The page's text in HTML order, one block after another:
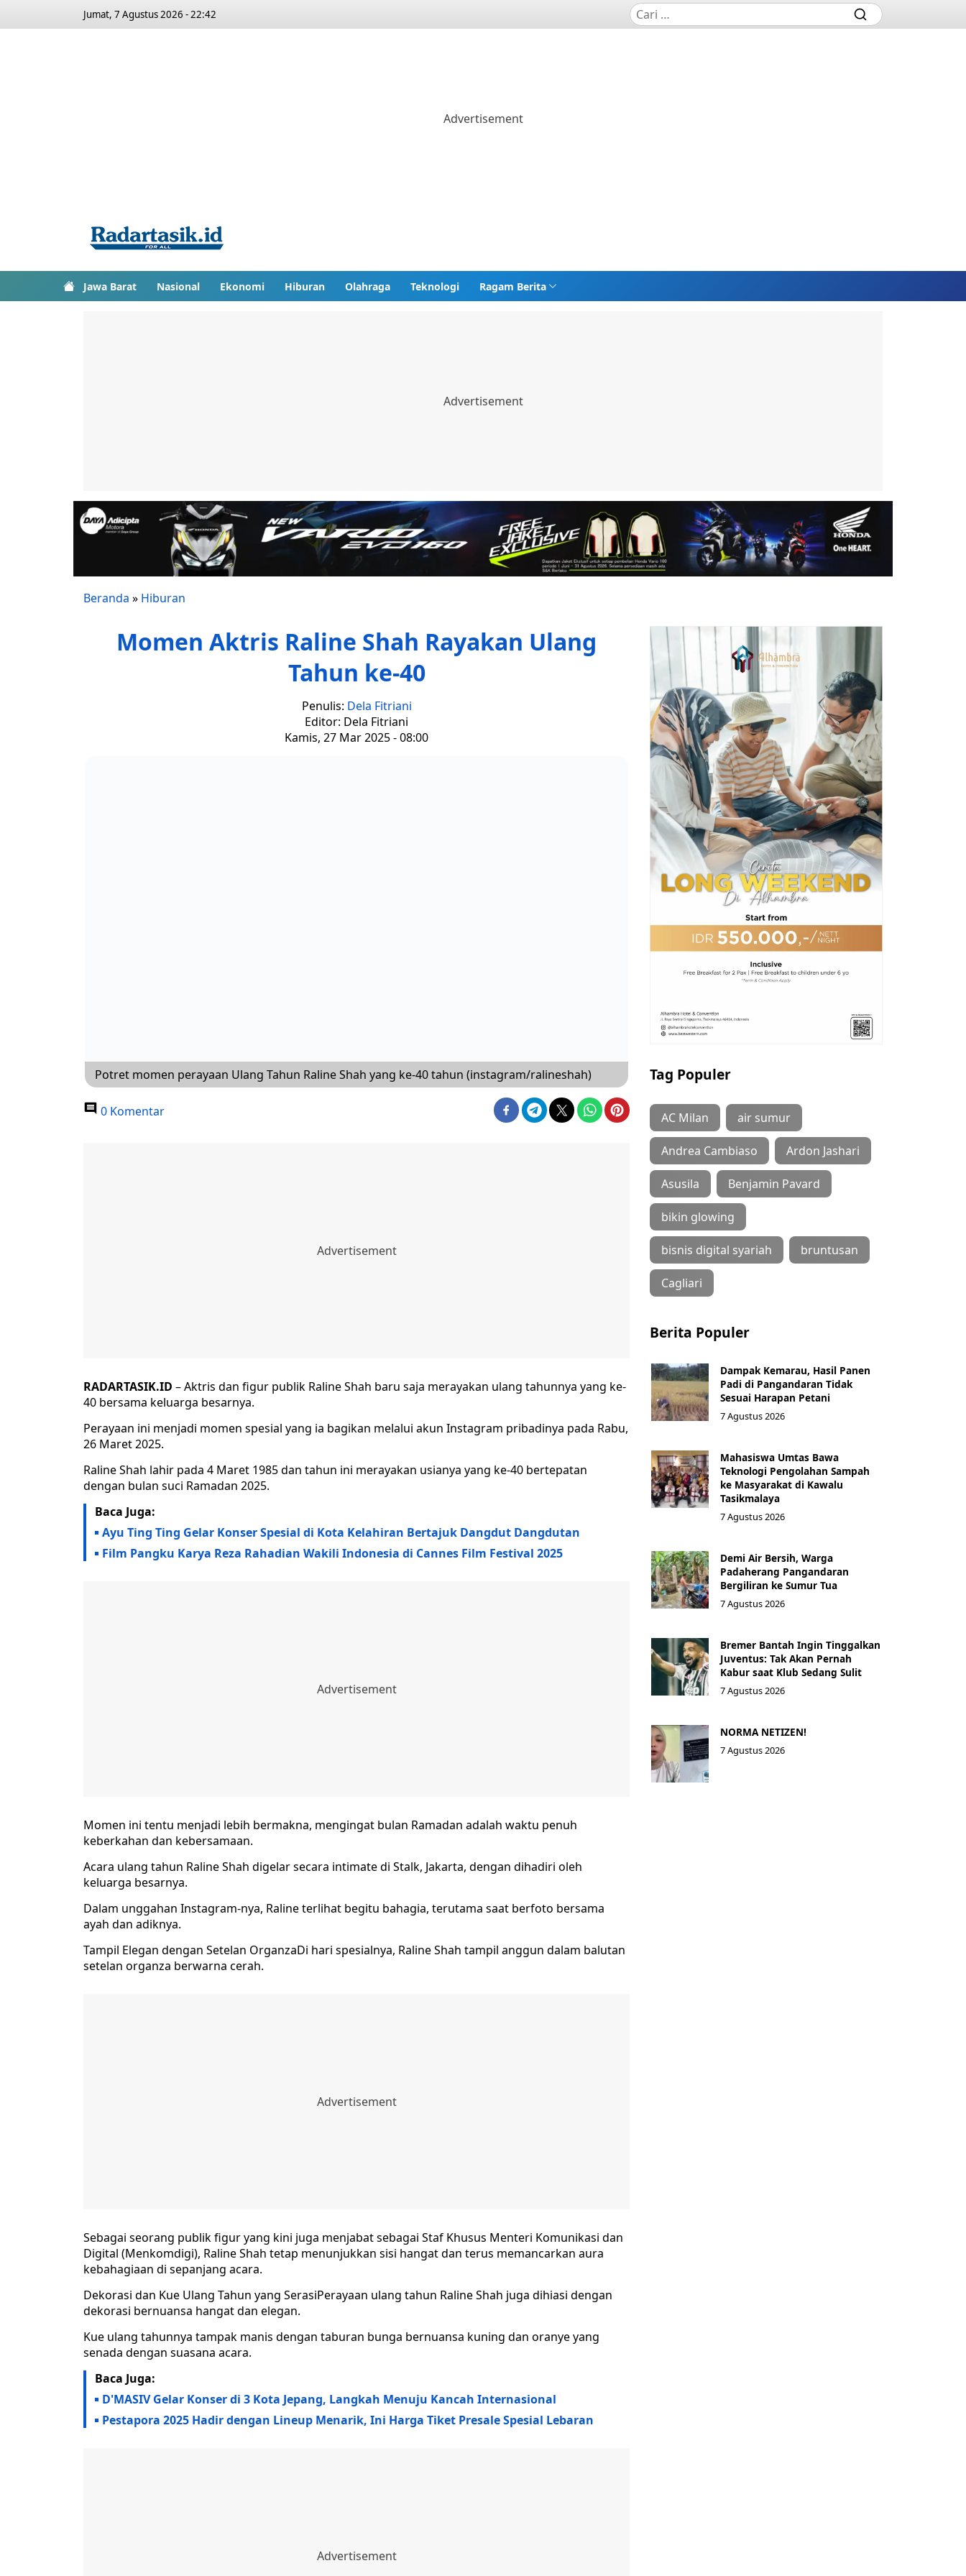
Jumat, 7 Agustus 2026 - 22:42
Jawa Barat Nasional Ekonomi Hiburan Olahraga Teknologi Ragam Berita
Beranda » Hiburan
Momen Aktris Raline Shah Rayakan Ulang
Tahun ke-40
Penulis: Dela Fitriani
Editor: Dela Fitriani
Kamis, 27 Mar 2025 - 08:00
Potret momen perayaan Ulang Tahun Raline Shah yang ke-40 tahun (instagram/ralineshah)
0 Komentar
RADARTASIK.ID – Aktris dan figur publik Raline Shah baru saja merayakan ulang tahunnya yang ke-
40 bersama keluarga besarnya.
Perayaan ini menjadi momen spesial yang ia bagikan melalui akun Instagram pribadinya pada Rabu,
26 Maret 2025.
Raline Shah lahir pada 4 Maret 1985 dan tahun ini merayakan usianya yang ke-40 bertepatan
dengan bulan suci Ramadan 2025.
Baca Juga:
Ayu Ting Ting Gelar Konser Spesial di Kota Kelahiran Bertajuk Dangdut Dangdutan
Film Pangku Karya Reza Rahadian Wakili Indonesia di Cannes Film Festival 2025
Momen ini tentu menjadi lebih bermakna, mengingat bulan Ramadan adalah waktu penuh
keberkahan dan kebersamaan.
Acara ulang tahun Raline Shah digelar secara intimate di Stalk, Jakarta, dengan dihadiri oleh
keluarga besarnya.
Dalam unggahan Instagram-nya, Raline terlihat begitu bahagia, terutama saat berfoto bersama
ayah dan adiknya.
Tampil Elegan dengan Setelan OrganzaDi hari spesialnya, Raline Shah tampil anggun dalam balutan
setelan organza berwarna cerah.
Sebagai seorang publik figur yang kini juga menjabat sebagai Staf Khusus Menteri Komunikasi dan
Digital (Menkomdigi), Raline Shah tetap menunjukkan sisi hangat dan terus memancarkan aura
kebahagiaan di sepanjang acara.
Dekorasi dan Kue Ulang Tahun yang SerasiPerayaan ulang tahun Raline Shah juga dihiasi dengan
dekorasi bernuansa hangat dan elegan.
Kue ulang tahunnya tampak manis dengan taburan bunga bernuansa kuning dan oranye yang
senada dengan suasana acara.
Baca Juga:
D'MASIV Gelar Konser di 3 Kota Jepang, Langkah Menuju Kancah Internasional
Pestapora 2025 Hadir dengan Lineup Menarik, Ini Harga Tiket Presale Spesial Lebaran
Tag Populer
AC Milan air sumur
Andrea Cambiaso Ardon Jashari
Asusila Benjamin Pavard
bikin glowing
bisnis digital syariah bruntusan
Cagliari
Berita Populer
Dampak Kemarau, Hasil Panen
Padi di Pangandaran Tidak
Sesuai Harapan Petani
7 Agustus 2026
Mahasiswa Umtas Bawa
Teknologi Pengolahan Sampah
ke Masyarakat di Kawalu
Tasikmalaya
7 Agustus 2026
Demi Air Bersih, Warga
Padaherang Pangandaran
Bergiliran ke Sumur Tua
7 Agustus 2026
Bremer Bantah Ingin Tinggalkan
Juventus: Tak Akan Pernah
Kabur saat Klub Sedang Sulit
7 Agustus 2026
NORMA NETIZEN!
7 Agustus 2026